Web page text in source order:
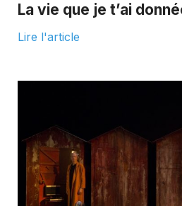
La vie que je t’ai
Lire l'article